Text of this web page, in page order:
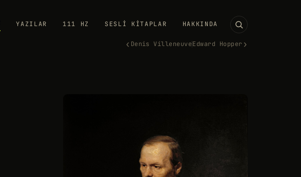
YAZILAR 111 HZ SESLI KITAPLAR HAKKINDA
‹ Denis VilleneuveEdward Hopper ›